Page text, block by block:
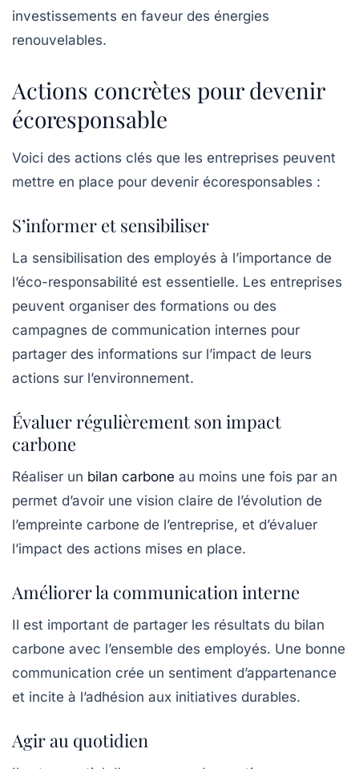
investissements en faveur des énergies
renouvelables.
Actions concrètes pour devenir
écoresponsable
Voici des actions clés que les entreprises peuvent
mettre en place pour devenir écoresponsables :
S’informer et sensibiliser
La sensibilisation des employés à l’importance de
l’éco-responsabilité est essentielle. Les entreprises
peuvent organiser des formations ou des
campagnes de communication internes pour
partager des informations sur l’impact de leurs
actions sur l’environnement.
Évaluer régulièrement son impact
carbone
Réaliser un bilan carbone au moins une fois par an
permet d’avoir une vision claire de l’évolution de
l’empreinte carbone de l’entreprise, et d’évaluer
l’impact des actions mises en place.
Améliorer la communication interne
Il est important de partager les résultats du bilan
carbone avec l’ensemble des employés. Une bonne
communication crée un sentiment d’appartenance
et incite à l’adhésion aux initiatives durables.
Agir au quotidien